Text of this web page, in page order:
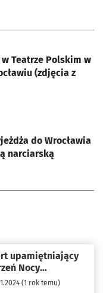
w Teatrze Polskim w
(zdjęcia z
do Wrocławia
narciarską
upamiętniający
Nocy
(1 rok temu)